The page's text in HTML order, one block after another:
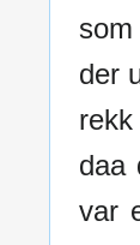
der
daa
var